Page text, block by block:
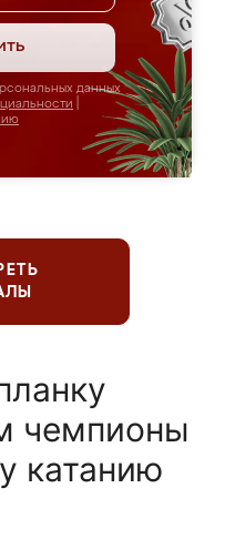
данных
чемпионы
катанию